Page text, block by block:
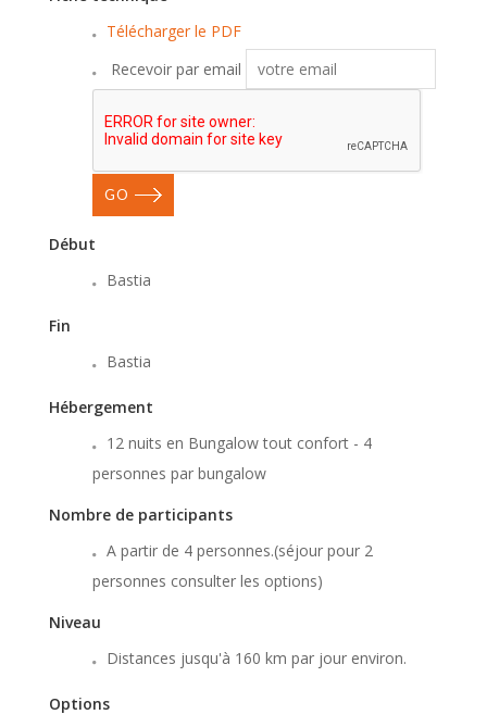
Télécharger le PDF
Recevoir par email
GO
Début
Bastia
Fin
Bastia
Hébergement
12 nuits en Bungalow tout confort - 4
personnes par bungalow
Nombre de participants
A partir de 4 personnes.(séjour pour 2
personnes consulter les options)
Niveau
Distances jusqu'à 160 km par jour environ.
Options